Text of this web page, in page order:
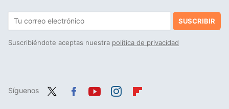
SUSCRIBIR
Suscribiéndote aceptas nuestra política de privacidad
Síguenos